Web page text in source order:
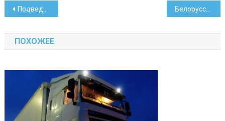
Навигация
по
записям
Подведен итог конкурса стартапов с призом в виде бесплатного офиса Белорусские вузы выяснили, кто лучше играет в Dota 2
ПОХОЖЕЕ